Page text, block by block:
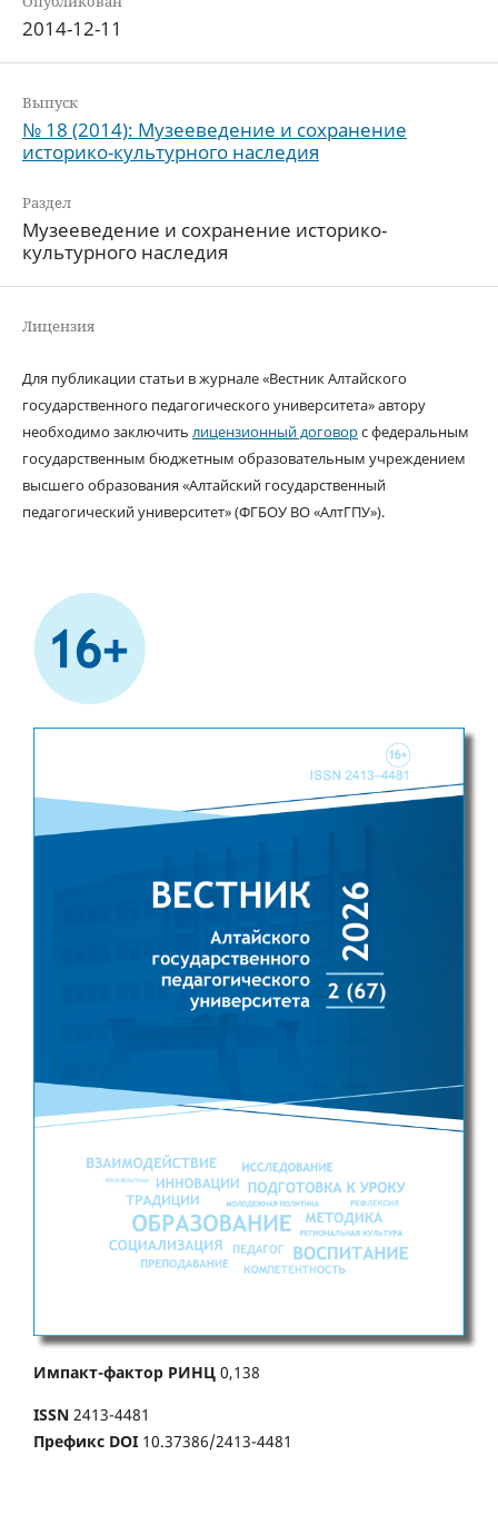
2014-12-11
Выпуск
№ 18 (2014): Музееведение и сохранение
историко-культурного наследия
Раздел
Музееведение и сохранение историко-
культурного наследия
Лицензия
Для публикации статьи в журнале «Вестник Алтайского
государственного педагогического университета» автору
необходимо заключить лицензионный договорс федеральным
государственным бюджетным образовательным учреждением
высшего образования «Алтайский государственный
педагогический университет» (ФГБОУ ВО «АлтГПУ»).
Импакт-фактор РИНЦ 0,138
ISSN 2413-4481
Префикс DOI 10.37386/2413-4481